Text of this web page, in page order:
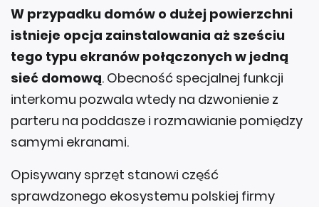
W przypadku domów o dużej powierzchni
istnieje opcja zainstalowania aż sześciu
tego typu ekranów połączonych w jedną
sieć domową. Obecność specjalnej funkcji
interkomu pozwala wtedy na dzwonienie z
parteru na poddasze i rozmawianie pomiędzy
samymi ekranami.
Opisywany sprzęt stanowi część
sprawdzonego ekosystemu polskiej firmy